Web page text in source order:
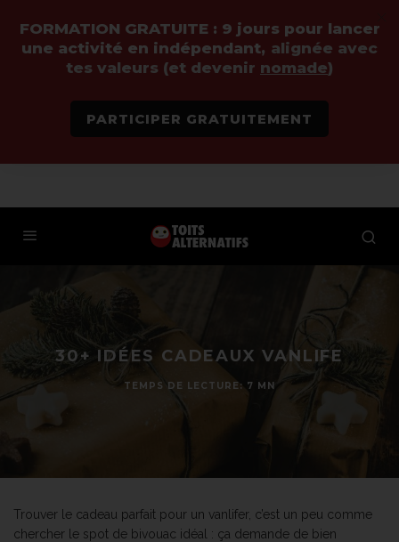
30+ IDÉES CADEAUX VANLIFE
TEMPS DE LECTURE: 7 MN
Trouver le cadeau parfait pour un vanlifer, c’est un peu comme
chercher le spot de bivouac idéal : ça demande de bien
FORMATION GRATUITE : 9 jours pour lancer
une activité en indépendant, alignée avec
tes valeurs (et devenir nomade)
PARTICIPER GRATUITEMENT